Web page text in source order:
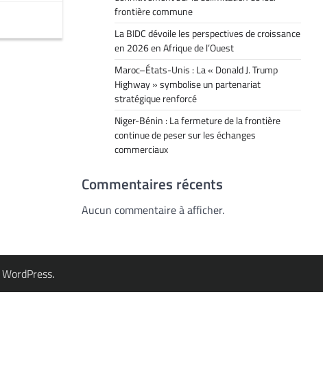
frontière commune
La BIDC dévoile les perspectives de croissance
en 2026 en Afrique de l’Ouest
Maroc–États-Unis : La « Donald J. Trump
Highway » symbolise un partenariat
stratégique renforcé
Niger-Bénin : La fermeture de la frontière
continue de peser sur les échanges
commerciaux
Commentaires récents
Aucun commentaire à afficher.
WordPress.